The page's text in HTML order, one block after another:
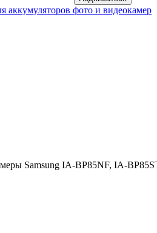
аккумуляторов фото и видеокамер
Samsung IA-BP85NF, IA-